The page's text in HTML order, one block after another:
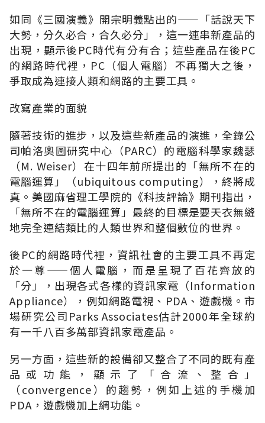
如同《三國演義》開宗明義點出的——「話說天下
大勢，分久必合，合久必分」，這一連串新產品的
出現，顯示後PC時代有分有合；這些產品在後PC
的網路時代裡，PC（個人電腦）不再獨大之後，
爭取成為連接人類和網路的主要工具。
改寫產業的面貌
隨著技術的進步，以及這些新產品的演進，全錄公
司帕洛奧圖研究中心（PARC）的電腦科學家魏瑟
（M. Weiser）在十四年前所提出的「無所不在的
電腦運算」（ubiquitous computing），終將成
真。美國麻省理工學院的《科技評論》期刊指出，
「無所不在的電腦運算」最終的目標是要天衣無縫
地完全連結類比的人類世界和整個數位的世界。
後PC的網路時代裡，資訊社會的主要工具不再定
於一尊——個人電腦，而是呈現了百花齊放的
「分」，出現各式各樣的資訊家電（Information
Appliance），例如網路電視、PDA、遊戲機。市
場研究公司Parks Associates估計2000年全球約
有一千八百多萬部資訊家電產品。
另一方面，這些新的設備卻又整合了不同的既有產
品或功能，顯示了「合流、整合」
（convergence）的趨勢，例如上述的手機加
PDA，遊戲機加上網功能。